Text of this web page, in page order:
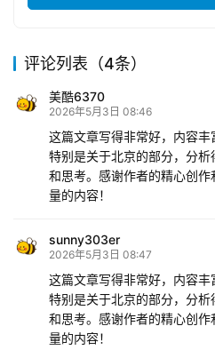
评论列表（4条）
美酷6370
2026年5月3日 08:46
这篇文章写得非常好，内容丰
特别是关于北京的部分，分
和思考。感谢作者的精心创
量的内容！
sunny303er
2026年5月3日 08:47
这篇文章写得非常好，内容丰
特别是关于北京的部分，分
和思考。感谢作者的精心创
量的内容！